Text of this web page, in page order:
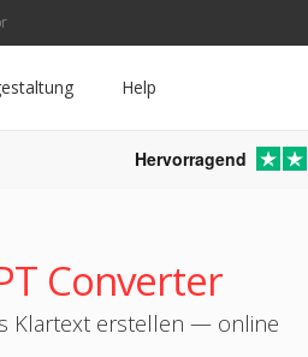
Help
Hervorragend
Converter
Klartext erstellen — online